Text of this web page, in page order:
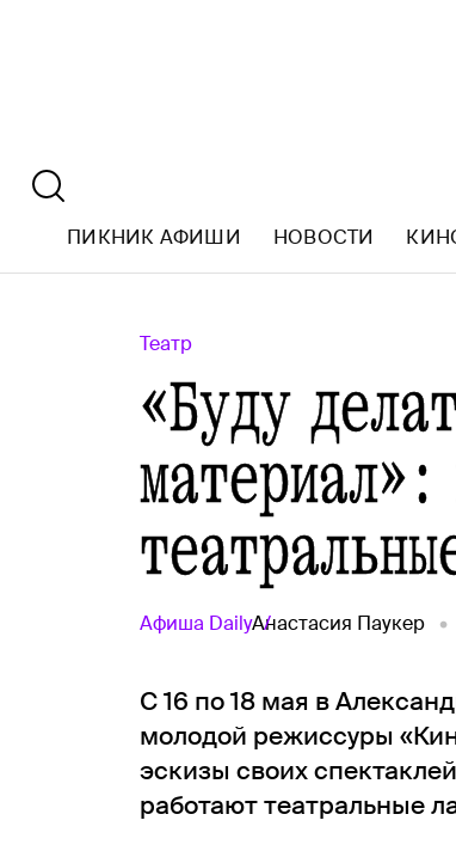
ПИКНИК АФИШИ НОВОСТИ
Театр
«Буду
Афиша DailyАнастасия Паукер
С 16 по 18 мая в
молодой режиссуры
эскизы своих
работают театральные